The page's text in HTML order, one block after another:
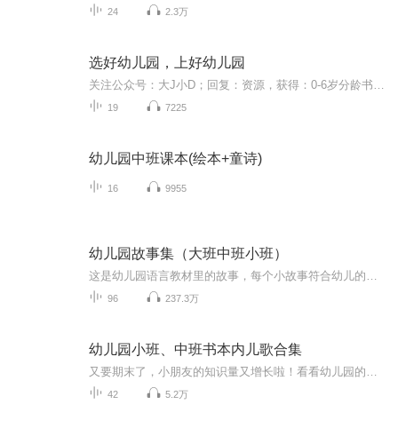
24 2.3万
选好幼儿园，上好幼儿园
19 7225
幼儿园中班课本(绘本+童诗)
16 9955
幼儿园故事集（大班中班小班）
96 237.3万
幼儿园小班、中班书本内儿歌合集
42 5.2万